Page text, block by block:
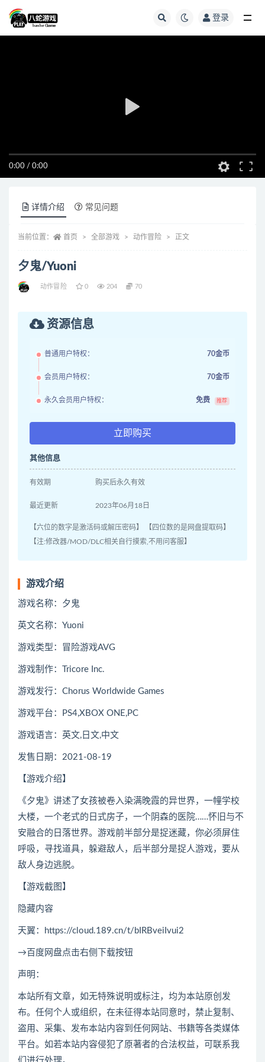
登录
0:00 / 0:00
详情介绍 常见问题
当前位置： 首页 全部游戏 动作冒险 正文
夕鬼/Yuoni
动作冒险 0 204 70
资源信息
普通用户特权： 70金币
会员用户特权： 70金币
永久会员用户特权： 免费 推荐
立即购买
其他信息
有效期 购买后永久有效
最近更新 2023年06月18日
【六位的数字是激活码或解压密码】 【四位数的是网盘提取码】
【注:修改器/MOD/DLC相关自行摸索,不用问客服】
游戏介绍
游戏名称：夕鬼
英文名称：Yuoni
游戏类型：冒险游戏AVG
游戏制作：Tricore Inc.
游戏发行：Chorus Worldwide Games
游戏平台：PS4,XBOX ONE,PC
游戏语言：英文,日文,中文
发售日期：2021-08-19
【游戏介绍】
《夕鬼》讲述了女孩被卷入染满晚霞的异世界，一幢学校
大楼，一个老式的日式房子，一个阴森的医院……怀旧与不
安融合的日落世界。游戏前半部分是捉迷藏，你必须屏住
呼吸，寻找道具，躲避敌人，后半部分是捉人游戏，要从
敌人身边逃脱。
【游戏截图】
隐藏内容
天翼：https://cloud.189.cn/t/bIRBveiIvui2
→百度网盘点击右侧下载按钮
声明：
本站所有文章，如无特殊说明或标注，均为本站原创发
布。任何个人或组织，在未征得本站同意时，禁止复制、
盗用、采集、发布本站内容到任何网站、书籍等各类媒体
平台。如若本站内容侵犯了原著者的合法权益，可联系我